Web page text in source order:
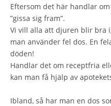
Eftersom det här handlar
”gissa sig fram”.
Vi vill alla att djuren blir bra
man använder fel dos. En
döden!
Handlar det om receptfria
kan man få hjälp av
Ibland, så har man en dos